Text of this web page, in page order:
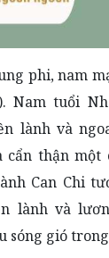
phi, nam
Nam tuổi
lành và
cẩn thận một
Can Chi
lành và
sóng gió